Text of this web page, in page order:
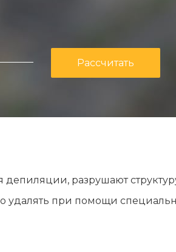
Рассчитать
разрушают
удалять при помощи